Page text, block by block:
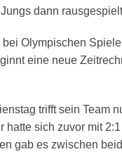
dann
Olympischen
eine neue
trifft sein Team
hatte sich zuvor mit
gab es zwischen